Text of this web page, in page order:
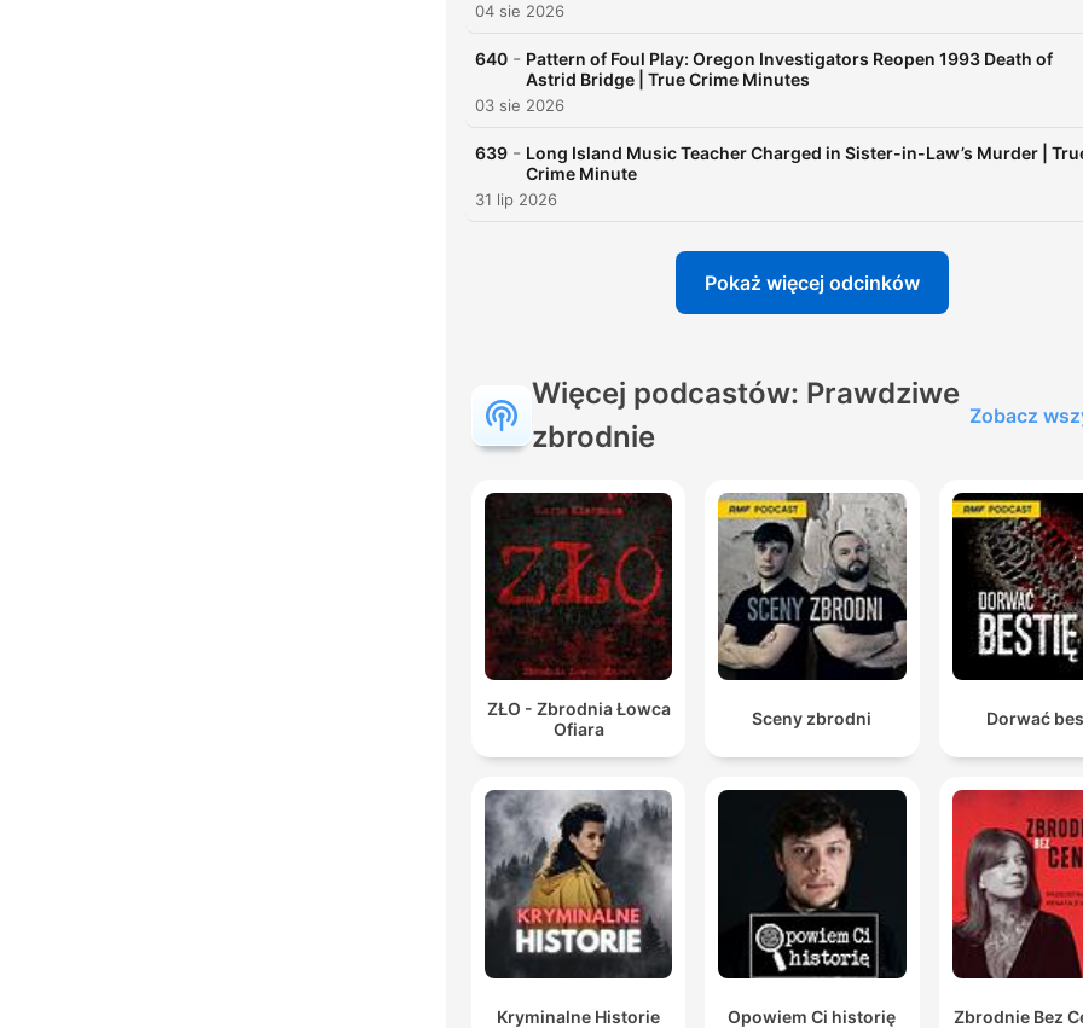
04 sie 2026
640 - Pattern of Foul Play: Oregon Investigators Reopen 1993 Death of
Astrid Bridge | True Crime Minutes
03 sie 2026
639 - Long Island Music Teacher Charged in Sister-in-Law’s Murder |
Crime Minute
31 lip 2026
Pokaż więcej odcinków
Więcej podcastów: Prawdziwe
zbrodnie
Zobacz
ZŁO - Zbrodnia Łowca
Ofiara
Sceny zbrodni Dorwać
Kryminalne Historie Opowiem Ci historię Zbrodnie Bez